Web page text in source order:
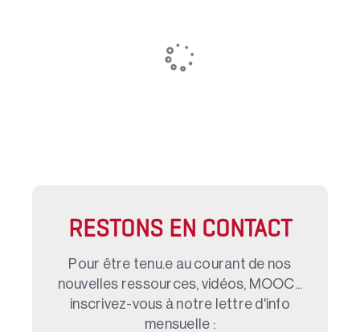
RESTONS EN CONTACT
Pour être tenu.e au courant de nos
nouvelles ressources, vidéos, MOOC...
inscrivez-vous à notre lettre d'info
mensuelle :